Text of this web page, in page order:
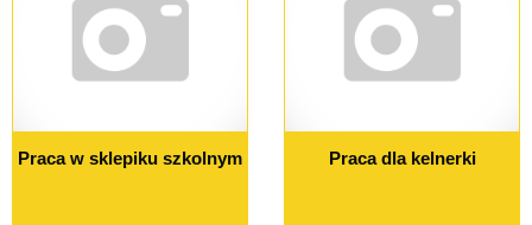
Praca w sklepiku szkolnym Praca dla kelnerki